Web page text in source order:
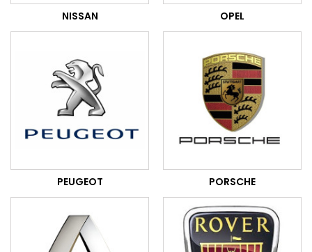
NISSAN OPEL
PEUGEOT PORSCHE